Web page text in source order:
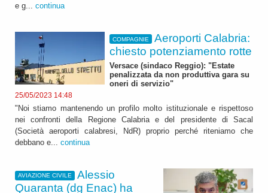
e g... continua
COMPAGNIE
Aeroporti Calabria:
chiesto potenziamento rotte
Versace (sindaco Reggio): "Estate
penalizzata da non produttiva gara su
oneri di servizio"
25/05/2023 14:48
"Noi stiamo mantenendo un profilo molto istituzionale e rispettoso
nei confronti della Regione Calabria e del presidente di Sacal
(Società aeroporti calabresi, NdR) proprio perché riteniamo che
debbano e... continua
AVIAZIONE CIVILE
Alessio
Quaranta (dg Enac) ha